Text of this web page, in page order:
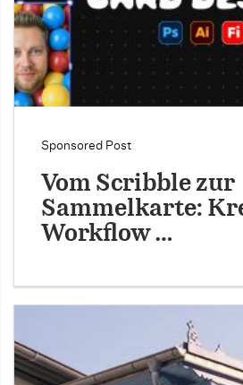
Sponsored Post
Vom Scribble zur
Sammelkarte:
Workflow …